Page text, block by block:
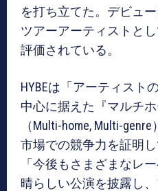
を打ち立てた。デビュ
ツアーアーティストと
評価されている。
HYBEは「アーティスト
中心に据えた『マルチ
（Multi-home, Multi-
市場での競争力を証明し
「今後もさまざまなレ
晴らしい公演を披露し